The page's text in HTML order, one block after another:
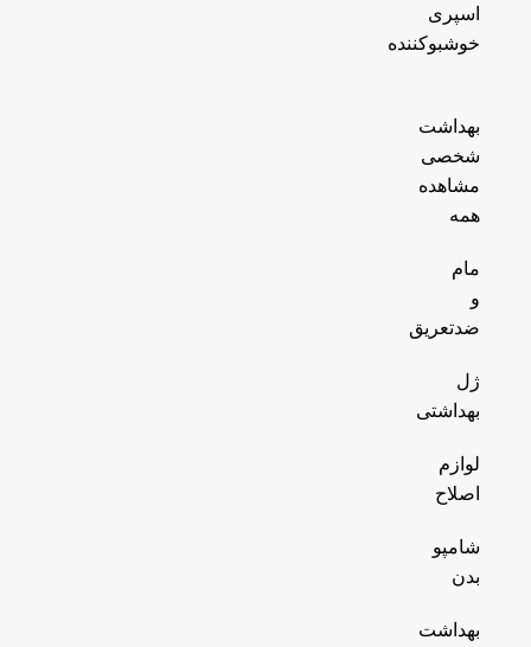
اسپری
خوشبوکننده
بهداشت
شخصی
مشاهده
همه
مام
و
ضدتعریق
ژل
بهداشتی
لوازم
اصلاح
شامپو
بدن
بهداشت